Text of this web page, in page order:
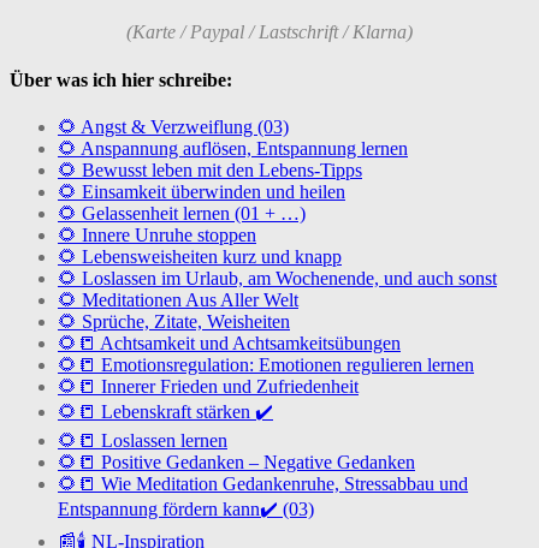
(Karte / Paypal / Lastschrift / Klarna)
Über was ich hier schreibe:
🌻 Angst & Verzweiflung (03)
🌻 Anspannung auflösen, Entspannung lernen
🌻 Bewusst leben mit den Lebens-Tipps
🌻 Einsamkeit überwinden und heilen
🌻 Gelassenheit lernen (01 + …)
🌻 Innere Unruhe stoppen
🌻 Lebensweisheiten kurz und knapp
🌻 Loslassen im Urlaub, am Wochenende, und auch sonst
🌻 Meditationen Aus Aller Welt
🌻 Sprüche, Zitate, Weisheiten
🌻📒 Achtsamkeit und Achtsamkeitsübungen
🌻📒 Emotionsregulation: Emotionen regulieren lernen
🌻📒 Innerer Frieden und Zufriedenheit
🌻📒 Lebenskraft stärken ✔️
🌻📒 Loslassen lernen
🌻📒 Positive Gedanken – Negative Gedanken
🌻📒 Wie Meditation Gedankenruhe, Stressabbau und
Entspannung fördern kann✔️ (03)
📰🕯️ NL-Inspiration